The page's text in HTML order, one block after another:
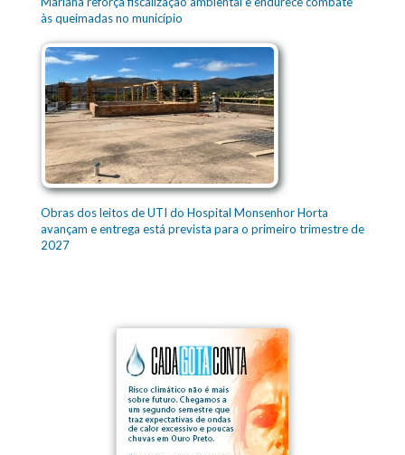
às queimadas no município
Obras dos leitos de UTI do Hospital Monsenhor Horta
avançam e entrega está prevista para o primeiro trimestre de
2027